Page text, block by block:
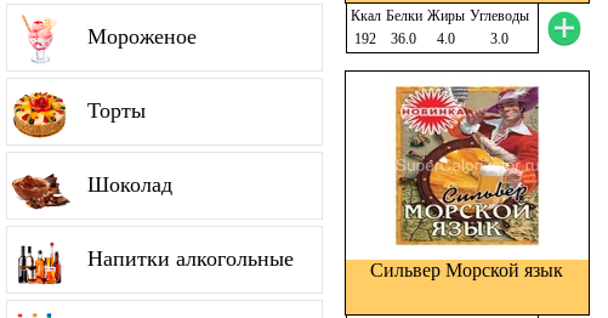
Мороженое
Торты
Шоколад
Напитки алкогольные
Ккал Белки Жиры Углеводы
192
36.0 4.0 3.0
Сильвер Морской язык